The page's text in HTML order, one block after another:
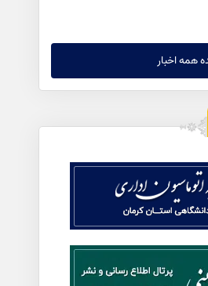
همه اخبار